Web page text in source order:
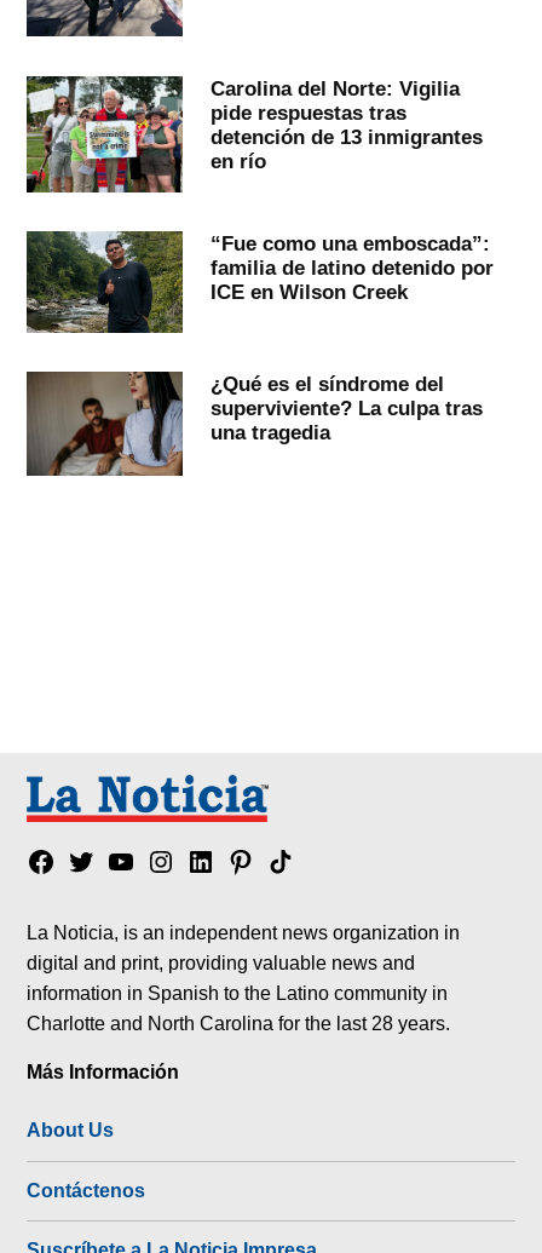
Carolina del Norte: Vigilia
pide respuestas tras
detención de 13 inmigrantes
en río
“Fue como una emboscada”:
familia de latino detenido por
ICE en Wilson Creek
¿Qué es el síndrome del
superviviente? La culpa tras
una tragedia
Facebook
TwitterYouTubeInstagram
LinkedinPinterest
Tik
La Noticia, is an independent news organization in
digital and print, providing valuable news and
information in Spanish to the Latino community in
Charlotte and North Carolina for the last 28 years.
Más Información
About Us
Contáctenos